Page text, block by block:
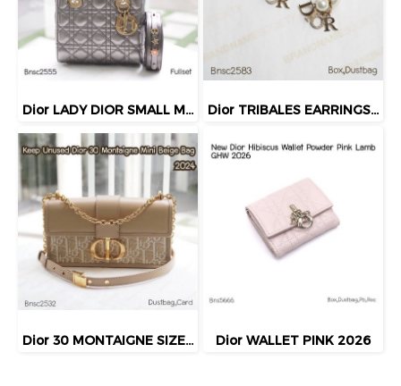
Dior LADY DIOR SMALL METALLIC GHW 2019 Dior TRIBALES EARRINGS GOLD
Dior 30 MONTAIGNE SIZE.MINI BEIGE BAG 2024 Dior WALLET PINK 2026